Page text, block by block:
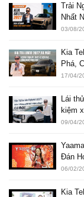
Trải
Nhất
03/08/
Kia
Phá,
17/04/
Lái
kiệm
09/04/
Đán
06/02/
Kia